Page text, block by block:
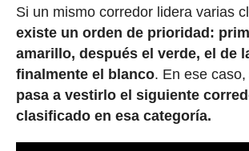
Si un mismo corredor lidera varias
existe un orden de prioridad:
amarillo, después el verde, el de
finalmente el blanco. En ese caso,
pasa a vestirlo el siguiente
clasificado en esa categoría.